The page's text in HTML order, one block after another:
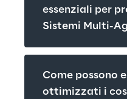
essenziali per
Sistemi Multi-
Come possono
ottimizzati i